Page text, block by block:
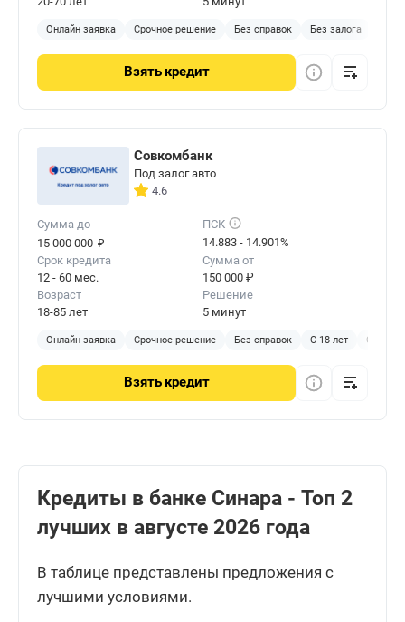
Онлайн заявка Срочное решение Без справок Без залога
Взять кредит
Совкомбанк
Под залог авто
4.6
Сумма до
15 000 000 ₽
ПСК
14.883 - 14.901%
Срок кредита
12 - 60 мес.
Сумма от
150 000 ₽
Возраст
18-85 лет
Решение
5 минут
Онлайн заявка Срочное решение Без справок С 18 лет С
Взять кредит
Кредиты в банке Синара - Топ 2
лучших в августе 2026 года
В таблице представлены предложения с
лучшими условиями.